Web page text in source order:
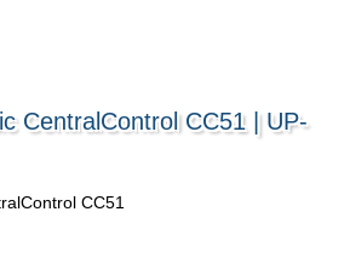
CentralControl CC51 | UP-
CC51